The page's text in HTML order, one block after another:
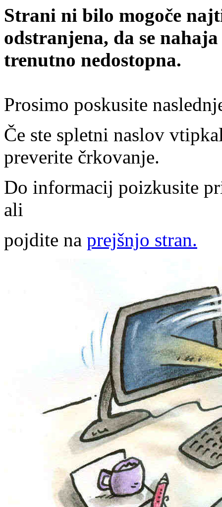
Strani ni bilo mogoče
odstranjena, da se
trenutno nedostopna.
Prosimo poskusite
Če ste spletni naslov
preverite črkovanje.
Do informacij poizkusite
ali
pojdite na prejšnjo stran.